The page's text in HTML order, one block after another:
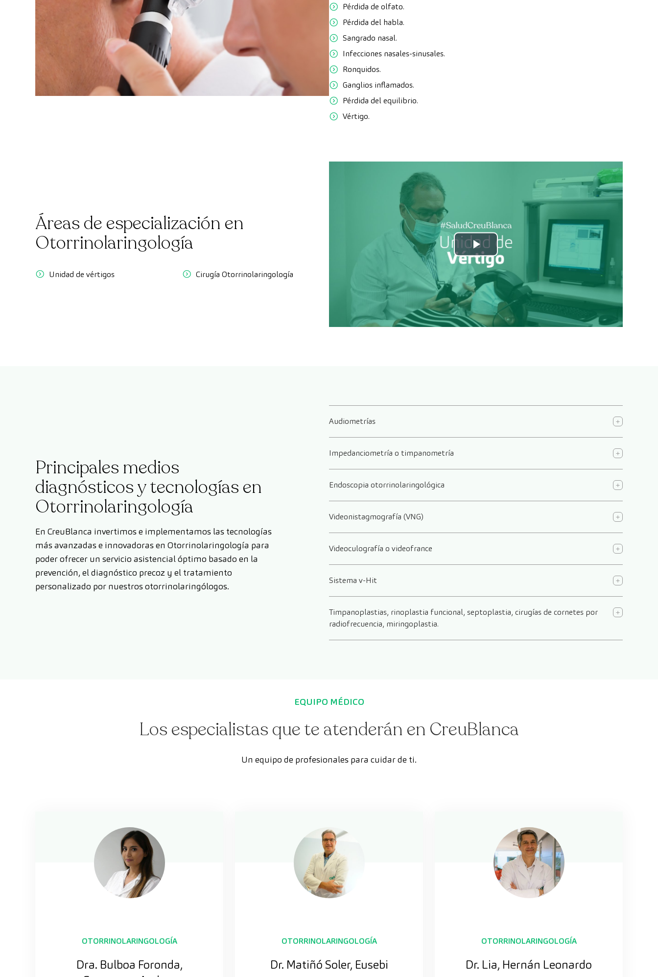
Pérdida de olfato.
Pérdida del habla.
Sangrado nasal.
Infecciones nasales-sinusales.
Ronquidos.
Ganglios inflamados.
Pérdida del equilibrio.
Vértigo.
Áreas de especialización en
Otorrinolaringología
Unidad de vértigos Cirugía Otorrinolaringología
Play
Video
Principales medios
diagnósticos y tecnologías en
Otorrinolaringología
En CreuBlanca invertimos e implementamos las tecnologías
más avanzadas e innovadoras en Otorrinolaringología para
poder ofrecer un servicio asistencial óptimo basado en la
prevención, el diagnóstico precoz y el tratamiento
personalizado por nuestros otorrinolaringólogos.
Audiometrías
Impedanciometría o timpanometría
Endoscopia otorrinolaringológica
Videonistagmografía (VNG)
Videoculografía o videofrance
Sistema v-Hit
Timpanoplastias, rinoplastia funcional, septoplastia, cirugías de cornetes por
radiofrecuencia, miringoplastia.
EQUIPO MÉDICO
Los especialistas que te atenderán en CreuBlanca
Un equipo de profesionales para cuidar de ti.
OTORRINOLARINGOLOGÍA
Dra. Bulboa Foronda,
OTORRINOLARINGOLOGÍA
Dr. Matiñó Soler, Eusebi
OTORRINOLARINGOLOGÍA
Dr. Lia, Hernán Leonardo